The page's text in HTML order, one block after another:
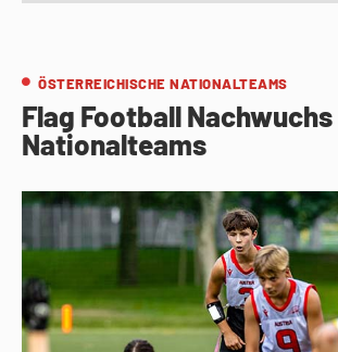
ÖSTERREICHISCHE NATIONALTEAMS
Flag Football Nachwuchs
Nationalteams